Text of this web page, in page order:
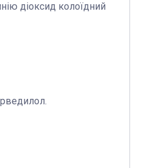
діоксид колоїдний